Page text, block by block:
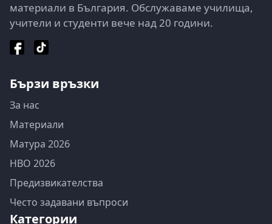
материали в България. Обслужаваме училища,
учители и студенти вече над 20 години.
Бързи връзки
За нас
Материали
Матура 2026
НВО 2026
Предизвикателства
Често задавани въпроси
Категории